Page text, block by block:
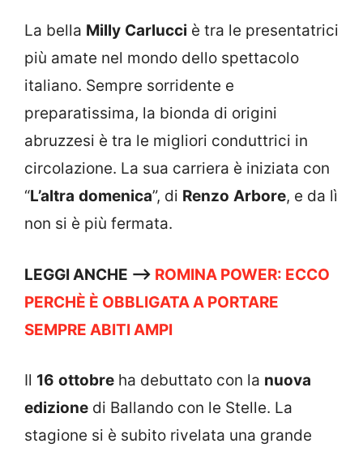
La bella Milly Carlucci è tra le presentatrici
più amate nel mondo dello spettacolo
italiano. Sempre sorridente e
preparatissima, la bionda di origini
abruzzesi è tra le migliori conduttrici in
circolazione. La sua carriera è iniziata con
“L’altra domenica”, di Renzo Arbore, e da lì
non si è più fermata.
LEGGI ANCHE –> ROMINA POWER: ECCO
PERCHÈ È OBBLIGATA A PORTARE
SEMPRE ABITI AMPI
Il 16 ottobre ha debuttato con la nuova
edizione di Ballando con le Stelle. La
stagione si è subito rivelata una grande